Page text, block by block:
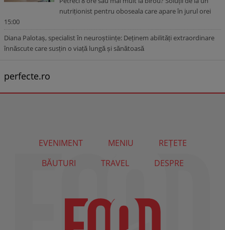
nutriționist pentru oboseala care apare în jurul orei
15:00
Diana Palotaș, specialist în neuroștiințe: Deținem abilități extraordinare
înnăscute care susțin o viață lungă și sănătoasă
perfecte.ro
EVENIMENT MENIU
REȚETE
BĂUTURI
TRAVEL DESPRE